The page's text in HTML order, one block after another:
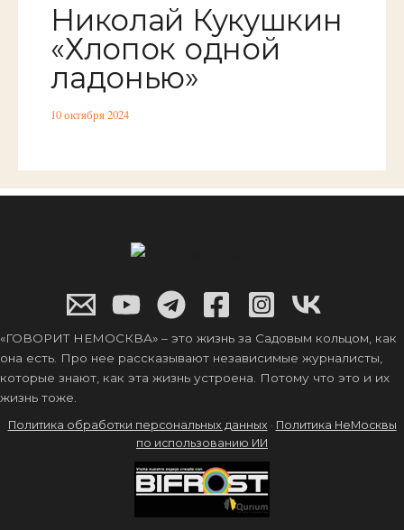
Николай Кукушкин
«Хлопок одной
ладонью»
10 октября 2024
«ГОВОРИТ НЕМОСКВА» – это жизнь за Садовым кольцом, как
она есть. Про нее рассказывают независимые журналисты,
которые знают, как эта жизнь устроена. Потому что это и их
жизнь тоже.
Политика обработки персональных данных · Политика НеМосквы
по использованию ИИ